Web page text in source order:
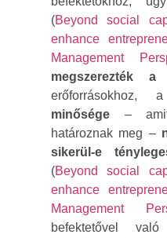
(Beyond social
enhance
Management
megszerezték a
minősége – amit
határoznak meg –
sikerül-e
(Beyond social
enhance
Management
befektetővel